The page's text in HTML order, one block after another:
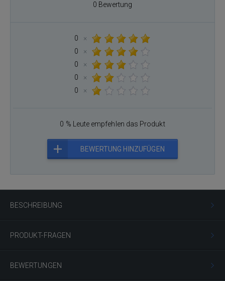
BESCHREIBUNG
PRODUKT-FRAGEN
BEWERTUNGEN
0 Bewertung
0
×
0
×
0
×
0
×
0
×
0 % Leute empfehlen das Produkt
BEWERTUNG HINZUFÜGEN